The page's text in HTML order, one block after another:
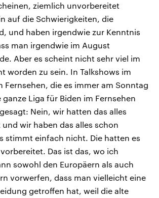
ziemlich unvorbereitet
auf die Schwierigkeiten, die
und haben irgendwie zur Kenntnis
man irgendwie im August
Aber es scheint nicht sehr viel im
worden zu sein. In Talkshows im
Fernsehen, die es immer am Sonntag
Liga für Biden im Fernsehen
Nein, wir hatten das alles
wir haben das alles schon
stimmt einfach nicht. Die hatten es
Das ist das, wo ich
sowohl den Europäern als auch
vorwerfen, dass man vielleicht eine
getroffen hat, weil die alte